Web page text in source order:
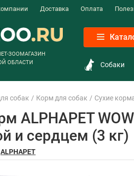
Доставка Оплата
ЗООМАГАЗИН
ОБЛАСТИ
Собаки
собак Корм для собак Сухие
ALPHAPET
и сердцем (3 кг)
ALPHAPET